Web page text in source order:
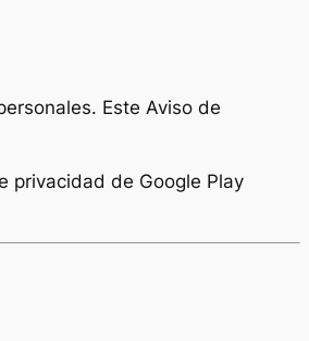
Este Aviso de
privacidad de Google Play